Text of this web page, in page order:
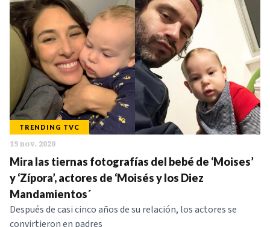
TRENDING TVC
19 nov. 2020
Mira las tiernas fotografías del bebé de ‘Moises’
y ‘Zípora’, actores de ‘Moisés y los Diez
Mandamientos´
Después de casi cinco años de su relación, los actores se
convirtieron en padres